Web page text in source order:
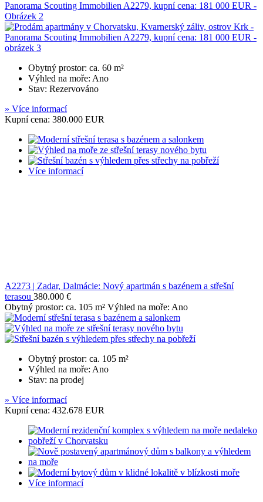
Obytný prostor: ca. 60 m²
Výhled na moře: Ano
Stav: Rezervováno
» Více informací
Kupní cena: 380.000 EUR
Více informací
A2273 | Zadar, Dalmácie: Nový apartmán s bazénem a střešní
terasou 380.000 €
Obytný prostor: ca. 105 m² Výhled na moře: Ano
Obytný prostor: ca. 105 m²
Výhled na moře: Ano
Stav: na prodej
» Více informací
Kupní cena: 432.678 EUR
Více informací